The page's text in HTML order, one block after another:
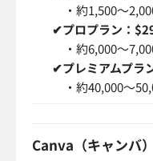
・約1,500〜
✔プロプラン：
・約6,000〜
✔プレミアムプラ
・約40,000〜
Canva（キャンバ）